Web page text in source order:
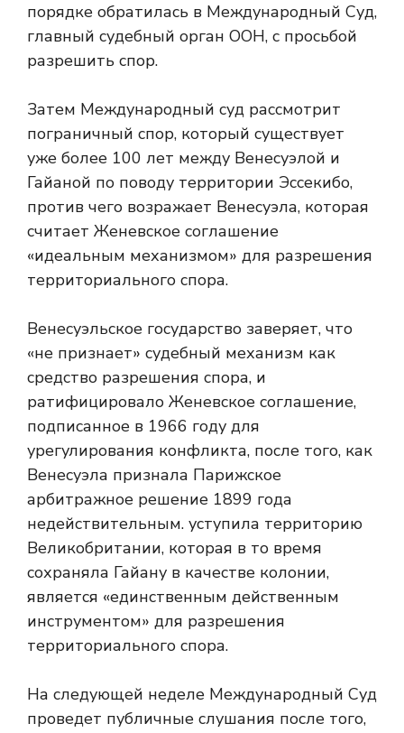
порядке обратилась в Международный Суд,
главный судебный орган ООН, с просьбой
разрешить спор.
Затем Международный суд рассмотрит
пограничный спор, который существует
уже более 100 лет между Венесуэлой и
Гайаной по поводу территории Эссекибо,
против чего возражает Венесуэла, которая
считает Женевское соглашение
«идеальным механизмом» для разрешения
территориального спора.
Венесуэльское государство заверяет, что
«не признает» судебный механизм как
средство разрешения спора, и
ратифицировало Женевское соглашение,
подписанное в 1966 году для
урегулирования конфликта, после того, как
Венесуэла признала Парижское
арбитражное решение 1899 года
недействительным. уступила территорию
Великобритании, которая в то время
сохраняла Гайану в качестве колонии,
является «единственным действенным
инструментом» для разрешения
территориального спора.
На следующей неделе Международный Суд
проведет публичные слушания после того,